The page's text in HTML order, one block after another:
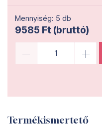
Mennyiség: 5 db
9585 Ft (bruttó)
Termékismertető